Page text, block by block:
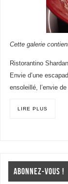
Cette galerie
Ristorantino
Envie d’une
ensoleillé, l’envie
LIRE PLUS
ABONNEZ-VOUS !